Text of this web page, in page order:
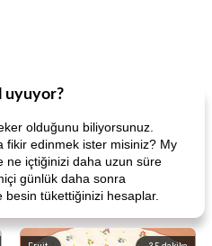
uyuyor?
olduğunu biliyorsunuz.
fikir edinmek ister misiniz? My
ne içtiğinizi daha uzun süre
günlük daha sonra
tükettiğinizi hesaplar.